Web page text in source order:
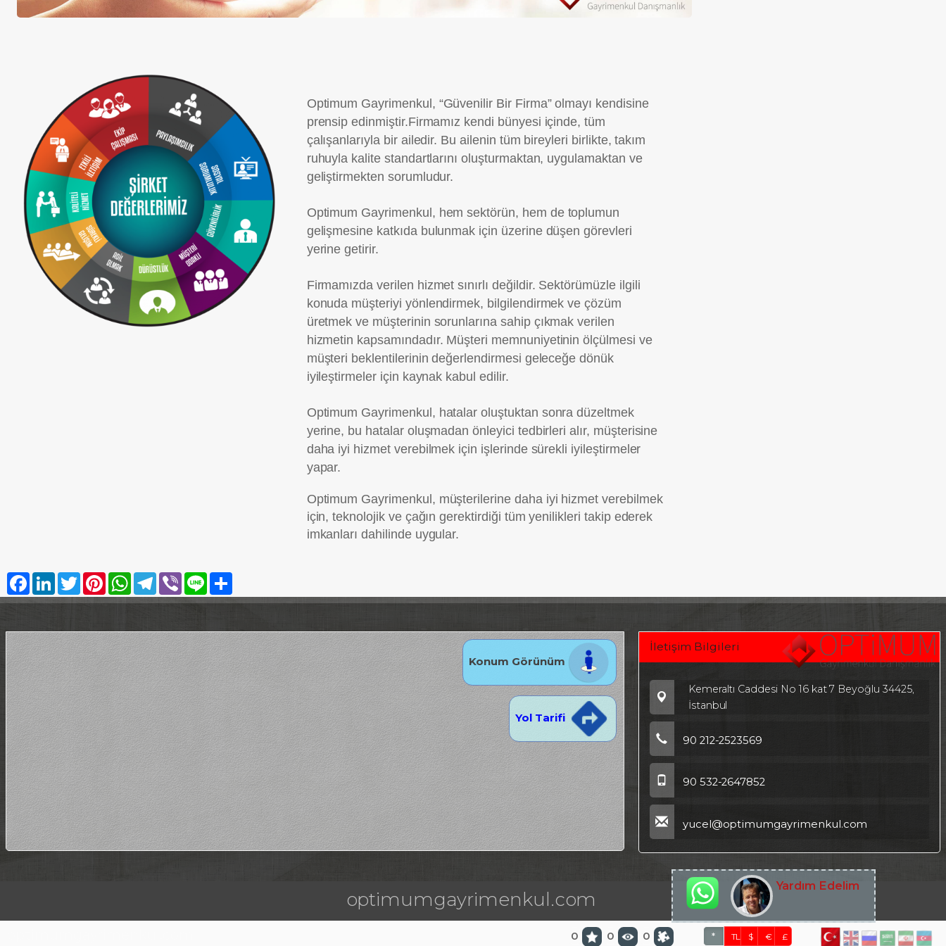
Optimum Gayrimenkul, “Güvenilir Bir Firma” olmayı kendisine
prensip edinmiştir.Firmamız kendi bünyesi içinde, tüm
çalışanlarıyla bir ailedir. Bu ailenin tüm bireyleri birlikte, takım
ruhuyla kalite standartlarını oluşturmaktan, uygulamaktan ve
geliştirmekten sorumludur.
Optimum Gayrimenkul, hem sektörün, hem de toplumun
gelişmesine katkıda bulunmak için üzerine düşen görevleri
yerine getirir.
Firmamızda verilen hizmet sınırlı değildir. Sektörümüzle ilgili
konuda müşteriyi yönlendirmek, bilgilendirmek ve çözüm
üretmek ve müşterinin sorunlarına sahip çıkmak verilen
hizmetin kapsamındadır. Müşteri memnuniyetinin ölçülmesi ve
müşteri beklentilerinin değerlendirmesi geleceğe dönük
iyileştirmeler için kaynak kabul edilir.
Optimum Gayrimenkul, hatalar oluştuktan sonra düzeltmek
yerine, bu hatalar oluşmadan önleyici tedbirleri alır, müşterisine
daha iyi hizmet verebilmek için işlerinde sürekli iyileştirmeler
yapar.
Optimum Gayrimenkul, müşterilerine daha iyi hizmet verebilmek
için, teknolojik ve çağın gerektirdiği tüm yenilikleri takip ederek
imkanları dahilinde uygular.
Konum Görünüm
Yol Tarifi
İletişim Bilgileri
Kemeraltı Caddesi No 16 kat 7 Beyoğlu 34425,
İstanbul
90 212-2523569
90 532-2647852
yucel@optimumgayrimenkul.com
Yardım Edelim
Facebook
LinkedInTwitterPinterestWhatsAppTelegram
Viber Line Share
optimumgayrimenkul.com
0 0 0 * TL $ € £